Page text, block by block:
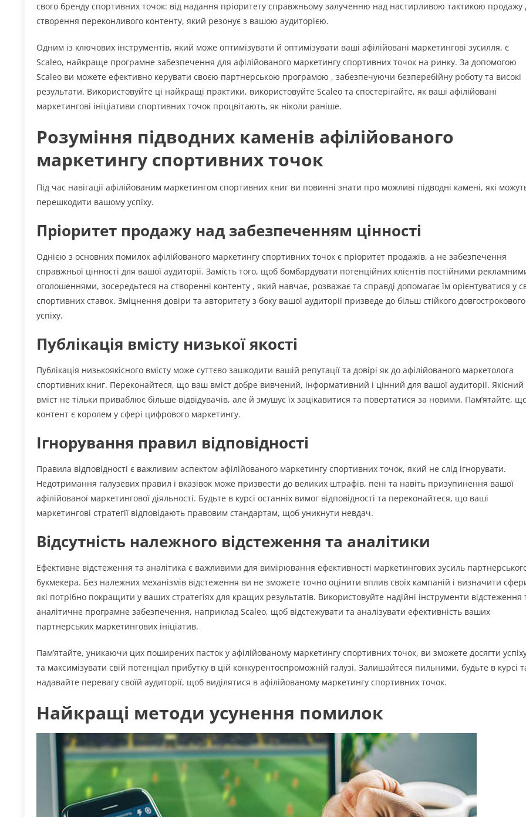
свого бренду спортивних точок: від надання пріоритету справжньому залученню над настирливою тактикою продажу
створення переконливого контенту, який резонує з вашою аудиторією.
Одним із ключових інструментів, який може оптимізувати й оптимізувати ваші афілійовані маркетингові зусилля, є
Scaleo, найкраще програмне забезпечення для афілійованого маркетингу спортивних точок на ринку. За допомогою
Scaleo ви можете ефективно керувати своєю партнерською програмою , забезпечуючи безперебійну роботу та високі
результати. Використовуйте ці найкращі практики, використовуйте Scaleo та спостерігайте, як ваші афілійовані
маркетингові ініціативи спортивних точок процвітають, як ніколи раніше.
Розуміння підводних каменів афілійованого
маркетингу спортивних точок
Під час навігації афілійованим маркетингом спортивних книг ви повинні знати про можливі підводні камені, які
перешкодити вашому успіху.
Пріоритет продажу над забезпеченням цінності
Однією з основних помилок афілійованого маркетингу спортивних точок є пріоритет продажів, а не забезпечення
справжньої цінності для вашої аудиторії. Замість того, щоб бомбардувати потенційних клієнтів постійними
оголошеннями, зосередьтеся на створенні контенту , який навчає, розважає та справді допомагає їм орієнтуватися у
спортивних ставок. Зміцнення довіри та авторитету з боку вашої аудиторії призведе до більш стійкого довгострокового
успіху.
Публікація вмісту низької якості
Публікація низькоякісного вмісту може суттєво зашкодити вашій репутації та довірі як до афілійованого маркетолога
спортивних книг. Переконайтеся, що ваш вміст добре вивчений, інформативний і цінний для вашої аудиторії. Якісний
вміст не тільки приваблює більше відвідувачів, але й змушує їх зацікавитися та повертатися за новими. Пам’ятайте,
контент є королем у сфері цифрового маркетингу.
Ігнорування правил відповідності
Правила відповідності є важливим аспектом афілійованого маркетингу спортивних точок, який не слід ігнорувати.
Недотримання галузевих правил і вказівок може призвести до великих штрафів, пені та навіть призупинення вашої
афілійованої маркетингової діяльності. Будьте в курсі останніх вимог відповідності та переконайтеся, що ваші
маркетингові стратегії відповідають правовим стандартам, щоб уникнути невдач.
Відсутність належного відстеження та аналітики
Ефективне відстеження та аналітика є важливими для вимірювання ефективності маркетингових зусиль
букмекера. Без належних механізмів відстеження ви не зможете точно оцінити вплив своїх кампаній і визначити
які потрібно покращити у ваших стратегіях для кращих результатів. Використовуйте надійні інструменти відстеження
аналітичне програмне забезпечення, наприклад Scaleo, щоб відстежувати та аналізувати ефективність ваших
партнерських маркетингових ініціатив.
Пам’ятайте, уникаючи цих поширених пасток у афілійованому маркетингу спортивних точок, ви зможете досягти
та максимізувати свій потенціал прибутку в цій конкурентоспроможній галузі. Залишайтеся пильними, будьте в курсі
надавайте перевагу своїй аудиторії, щоб виділятися в афілійованому маркетингу спортивних точок.
Найкращі методи усунення помилок